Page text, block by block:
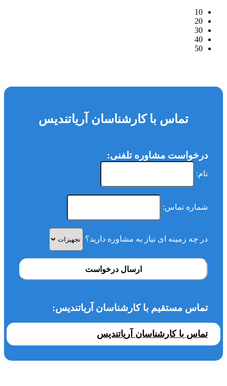
10
20
30
40
50
تماس با کارشناسان آریاتندیس
درخواست مشاوره تلفنی:
نام:
شماره تماس:
در چه زمینه ای نیاز به مشاوره دارید؟
ارسال درخواست
تماس مستقیم با کارشناسان آریاتندیس:
تماس با کارشناسان آریاتندیس